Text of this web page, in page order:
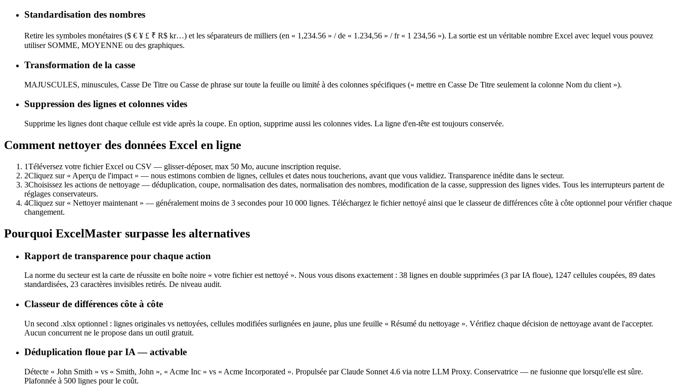
Standardisation des nombres
Retire les symboles monétaires ($ € ¥ £ ₹ R$ kr…) et les séparateurs de milliers (en « 1,234.56 » / de « 1.234,56 » / fr « 1 234,56 »). La sortie est un véritable nombre Excel avec lequel vous pouvez
utiliser SOMME, MOYENNE ou des graphiques.
Transformation de la casse
MAJUSCULES, minuscules, Casse De Titre ou Casse de phrase sur toute la feuille ou limité à des colonnes spécifiques (« mettre en Casse De Titre seulement la colonne Nom du client »).
Suppression des lignes et colonnes vides
Supprime les lignes dont chaque cellule est vide après la coupe. En option, supprime aussi les colonnes vides. La ligne d'en-tête est toujours conservée.
Comment nettoyer des données Excel en ligne
1Téléversez votre fichier Excel ou CSV — glisser-déposer, max 50 Mo, aucune inscription requise.
2Cliquez sur « Aperçu de l'impact » — nous estimons combien de lignes, cellules et dates nous toucherions, avant que vous validiez. Transparence inédite dans le secteur.
3Choisissez les actions de nettoyage — déduplication, coupe, normalisation des dates, normalisation des nombres, modification de la casse, suppression des lignes vides. Tous les interrupteurs partent de
réglages conservateurs.
4Cliquez sur « Nettoyer maintenant » — généralement moins de 3 secondes pour 10 000 lignes. Téléchargez le fichier nettoyé ainsi que le classeur de différences côte à côte optionnel pour vérifier chaque
changement.
Pourquoi ExcelMaster surpasse les alternatives
Rapport de transparence pour chaque action
La norme du secteur est la carte de réussite en boîte noire « votre fichier est nettoyé ». Nous vous disons exactement : 38 lignes en double supprimées (3 par IA floue), 1247 cellules coupées, 89 dates
standardisées, 23 caractères invisibles retirés. De niveau audit.
Classeur de différences côte à côte
Un second .xlsx optionnel : lignes originales vs nettoyées, cellules modifiées surlignées en jaune, plus une feuille « Résumé du nettoyage ». Vérifiez chaque décision de nettoyage avant de l'accepter.
Aucun concurrent ne le propose dans un outil gratuit.
Déduplication floue par IA — activable
Détecte « John Smith » vs « Smith, John », « Acme Inc » vs « Acme Incorporated ». Propulsée par Claude Sonnet 4.6 via notre LLM Proxy. Conservatrice — ne fusionne que lorsqu'elle est sûre.
Plafonnée à 500 lignes pour le coût.